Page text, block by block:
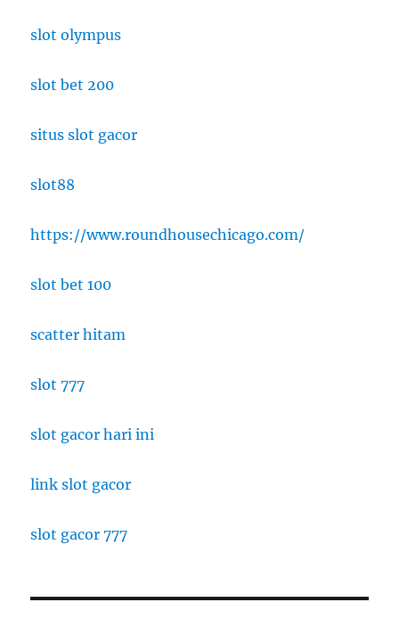
slot olympus
slot bet 200
situs slot gacor
slot88
https://www.roundhousechicago.com/
slot bet 100
scatter hitam
slot 777
slot gacor hari ini
link slot gacor
slot gacor 777